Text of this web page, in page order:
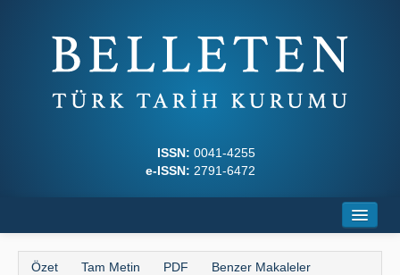
ISSN: 0041-4255
e-ISSN: 2791-6472
Özet Tam Metin PDF Benzer Makaleler